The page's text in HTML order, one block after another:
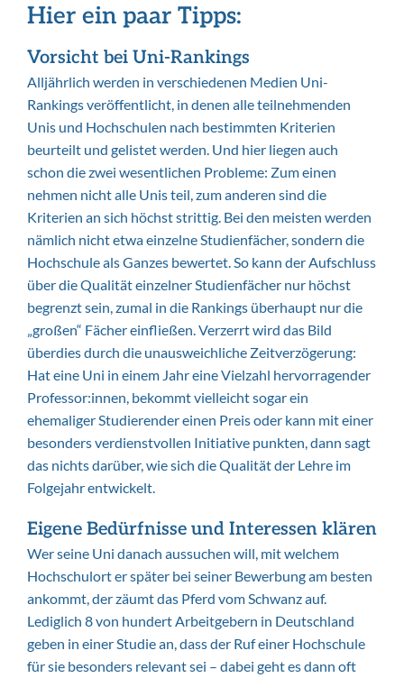
Hier ein paar Tipps:
Vorsicht bei Uni-Rankings
Alljährlich werden in verschiedenen Medien Uni-
Rankings veröffentlicht, in denen alle teilnehmenden
Unis und Hochschulen nach bestimmten Kriterien
beurteilt und gelistet werden. Und hier liegen auch
schon die zwei wesentlichen Probleme: Zum einen
nehmen nicht alle Unis teil, zum anderen sind die
Kriterien an sich höchst strittig. Bei den meisten werden
nämlich nicht etwa einzelne Studienfächer, sondern die
Hochschule als Ganzes bewertet. So kann der Aufschluss
über die Qualität einzelner Studienfächer nur höchst
begrenzt sein, zumal in die Rankings überhaupt nur die
„großen“ Fächer einfließen. Verzerrt wird das Bild
überdies durch die unausweichliche Zeitverzögerung:
Hat eine Uni in einem Jahr eine Vielzahl hervorragender
Professor:innen, bekommt vielleicht sogar ein
ehemaliger Studierender einen Preis oder kann mit einer
besonders verdienstvollen Initiative punkten, dann sagt
das nichts darüber, wie sich die Qualität der Lehre im
Folgejahr entwickelt.
Eigene Bedürfnisse und Interessen klären
Wer seine Uni danach aussuchen will, mit welchem
Hochschulort er später bei seiner Bewerbung am besten
ankommt, der zäumt das Pferd vom Schwanz auf.
Lediglich 8 von hundert Arbeitgebern in Deutschland
geben in einer Studie an, dass der Ruf einer Hochschule
für sie besonders relevant sei – dabei geht es dann oft